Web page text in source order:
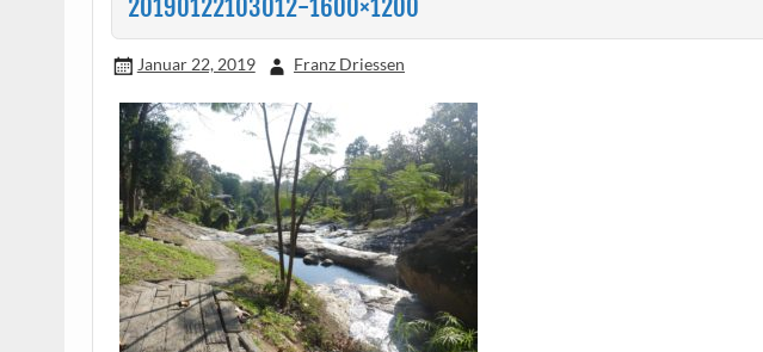
20190122103012-1600×1200
Januar 22, 2019 Franz Driessen